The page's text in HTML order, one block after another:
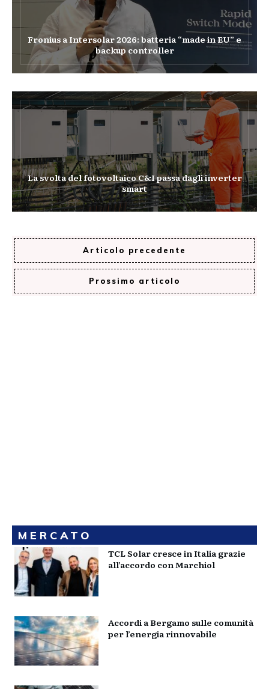
Fronius a Intersolar 2026: batteria “made in EU” e
backup controller
La svolta del fotovoltaico C&I passa dagli inverter
smart
Articolo precedente
Prossimo articolo
MERCATO
TCL Solar cresce in Italia grazie
all’accordo con Marchiol
Accordi a Bergamo sulle comunità
per l’energia rinnovabile